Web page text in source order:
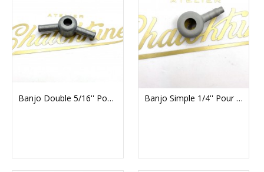
Banjo Double 5/16'' Pour Carburateur AMAL Concentric Et Monobloc Banjo Simple 1/4'' Pour Carburateur Amal Concentric Et Monobloc